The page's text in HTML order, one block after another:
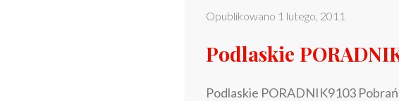
Opublikowano 1 lutego, 2011
Podlaskie
Podlaskie PORADNIK9103